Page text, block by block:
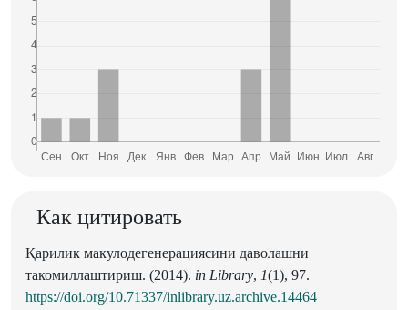
Как цитировать
Қарилик макулодегенерациясини даволашни
такомиллаштириш. (2014). in Library, 1(1), 97.
https://doi.org/10.71337/inlibrary.uz.archive.14464